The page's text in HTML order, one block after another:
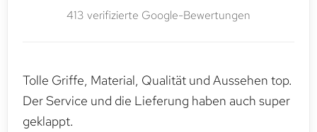
413 verifizierte Google-Bewertungen
Tolle Griffe, Material, Qualität und Aussehen top.
Der Service und die Lieferung haben auch super
geklappt.